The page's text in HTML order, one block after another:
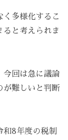
多様化するこ
ると考えられま
今回は急に議論
が難しいと判断
和8年度の税制